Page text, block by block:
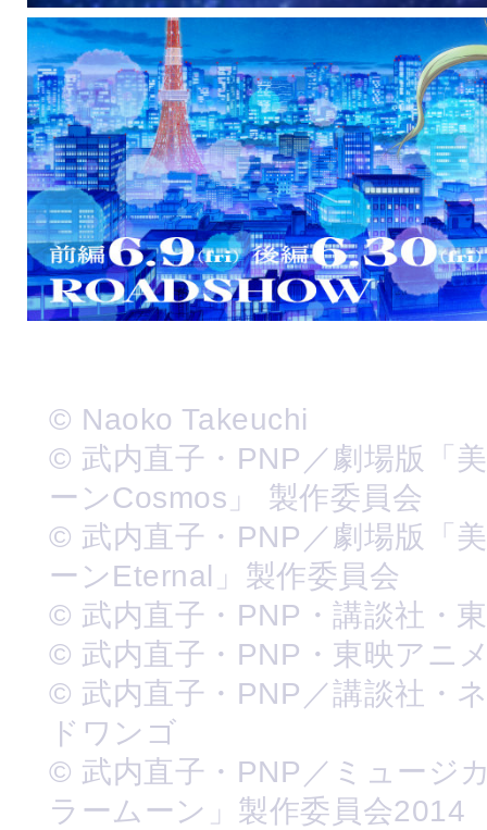
© Naoko Takeuchi
© 武内直子・PNP／劇場版「
ーンCosmos」 製作委員会
© 武内直子・PNP／劇場版「
ーンEternal」製作委員会
© 武内直子・PNP・講談社・
© 武内直子・PNP・東映アニ
© 武内直子・PNP／講談社・
ドワンゴ
© 武内直子・PNP／ミュージ
ラームーン」製作委員会2014